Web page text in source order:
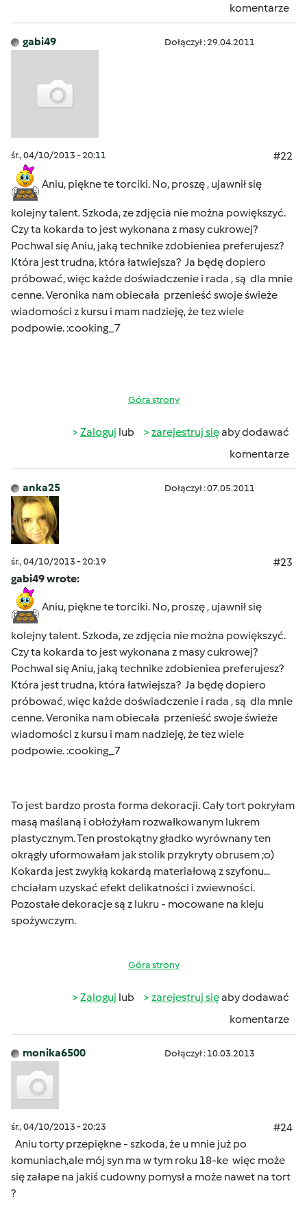
komentarze
gabi49 Dołączył : 29.04.2011
śr., 04/10/2013 - 20:11 #22
Aniu, piękne te torciki. No, proszę , ujawnił się
kolejny talent. Szkoda, ze zdjęcia nie można powiększyć.
Czy ta kokarda to jest wykonana z masy cukrowej?
Pochwal się Aniu, jaką technike zdobieniea preferujesz?
Która jest trudna, która łatwiejsza? Ja będę dopiero
próbować, więc każde doświadczenie i rada , są dla mnie
cenne. Veronika nam obiecała przenieść swoje świeże
wiadomości z kursu i mam nadzieję, że tez wiele
podpowie. :cooking_7
Góra strony
Zaloguj lub zarejestruj sięaby dodawać
komentarze
anka25 Dołączył : 07.05.2011
śr., 04/10/2013 - 20:19
#23
gabi49 wrote:
Aniu, piękne te torciki. No, proszę , ujawnił się
kolejny talent. Szkoda, ze zdjęcia nie można powiększyć.
Czy ta kokarda to jest wykonana z masy cukrowej?
Pochwal się Aniu, jaką technike zdobieniea preferujesz?
Która jest trudna, która łatwiejsza? Ja będę dopiero
próbować, więc każde doświadczenie i rada , są dla mnie
cenne. Veronika nam obiecała przenieść swoje świeże
wiadomości z kursu i mam nadzieję, że tez wiele
podpowie. :cooking_7
To jest bardzo prosta forma dekoracji. Cały tort pokryłam
masą maślaną i obłożyłam rozwałkowanym lukrem
plastycznym. Ten prostokątny gładko wyrównany ten
okrągły uformowałam jak stolik przykryty obrusem ;o)
Kokarda jest zwykłą kokardą materiałową z szyfonu...
chciałam uzyskać efekt delikatności i zwiewności.
Pozostałe dekoracje są z lukru - mocowane na kleju
spożywczym.
Góra strony
Zaloguj lub zarejestruj sięaby dodawać
komentarze
monika6500 Dołączył : 10.03.2013
śr., 04/10/2013 - 20:23
#24
Aniu torty przepiękne - szkoda, że u mnie już po
komuniach,ale mój syn ma w tym roku 18-ke więc może
się załape na jakiś cudowny pomysł a może nawet na tort
?